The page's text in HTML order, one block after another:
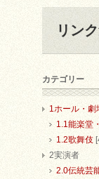
リン
カテゴリー
1ホール・劇
1.1能楽堂
1.2歌舞伎
2実演者
2.0伝統芸